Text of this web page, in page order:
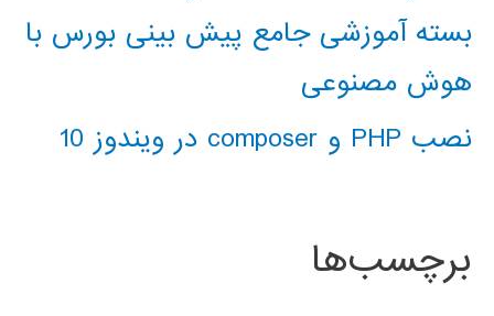
بسته آموزشی جامع پیش بینی بورس با
هوش مصنوعی
نصب PHP و composer در ویندوز 10
برچسب‌ها